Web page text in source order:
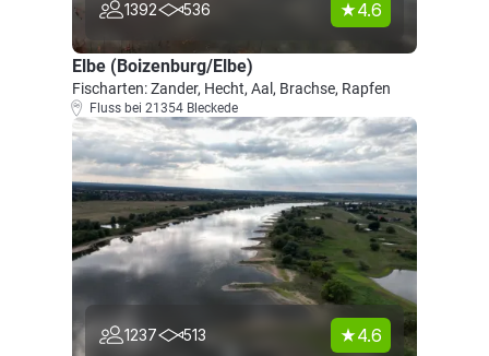
1392 536 4.6
Elbe (Boizenburg/Elbe)
Fischarten: Zander, Hecht, Aal, Brachse, Rapfen
Fluss bei 21354 Bleckede
1237 513 4.6